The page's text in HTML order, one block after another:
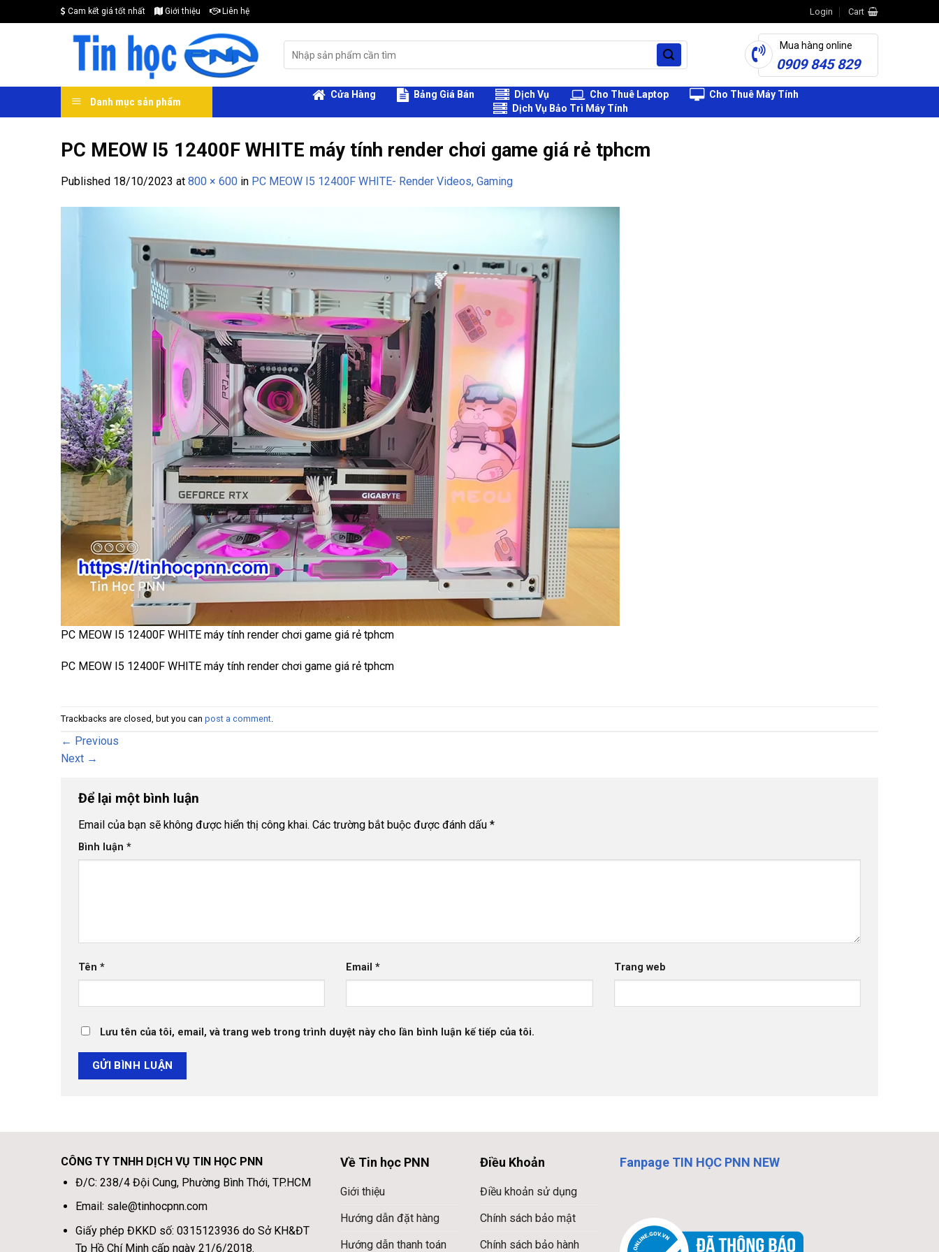
to
Cam kết giá tốt nhất Giới thiệu Liên hệ Login Cart
for:
Mua hàng online
0909 845 829
Danh mục sản phẩm
Cửa Hàng Bảng Giá Bán Dịch Vụ Cho Thuê Laptop
Cho Thuê Máy Tính
Dịch Vụ Bảo Trì Máy Tính
PC MEOW I5 12400F WHITE máy tính render chơi game giá rẻ tphcm
Published 18/10/2023 at 800 × 600 in PC MEOW I5 12400F WHITE- Render Videos, Gaming
PC MEOW I5 12400F WHITE máy tính render chơi game giá rẻ tphcm
PC MEOW I5 12400F WHITE máy tính render chơi game giá rẻ tphcm
Trackbacks are closed, but you can post a comment
← Previous
Next →
Để lại một bình luận
Email của bạn sẽ không được hiển thị công khai. Các trường bắt buộc được đánh dấu *
Bình luận *
Tên * Email* Trang web
Lưu tên của tôi, email, và trang web trong trình duyệt này cho lần bình luận kế tiếp của tôi.
CÔNG TY TNHH DỊCH VỤ TIN HỌC PNN
Đ/C: 238/4 Đội Cung, Phường Bình Thới, TP.HCM
Email: sale@tinhocpnn.com
Giấy phép ĐKKD số: 0315123936 do Sở KH&ĐT
Tp Hồ Chí Minh cấp ngày 21/6/2018.
Về Tin học PNN
Giới thiệu
Hướng dẫn đặt hàng
Hướng dẫn thanh toán
Điều Khoản
Điều khoản sử dụng
Chính sách bảo mật
Chính sách bảo hành
Fanpage TIN HỌC PNN NEW